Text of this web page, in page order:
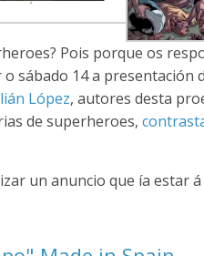
Pois porque os
sábado 14 a presentación
López, autores desta
de superheroes,
un anuncio que ía estar